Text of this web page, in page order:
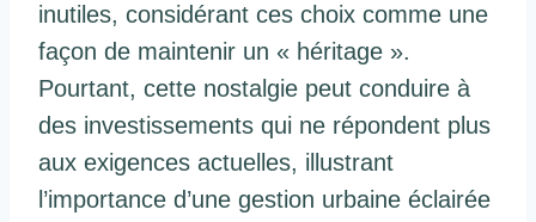
inutiles, considérant ces choix comme une
façon de maintenir un « héritage ».
Pourtant, cette nostalgie peut conduire à
des investissements qui ne répondent plus
aux exigences actuelles, illustrant
l’importance d’une gestion urbaine éclairée